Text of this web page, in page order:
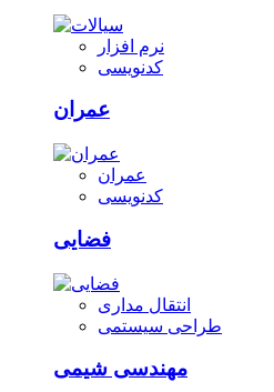
نرم افزار
کدنویسی
عمران
عمران
کدنویسی
فضایی
انتقال مداری
طراحی سیستمی
مهندسی شیمی